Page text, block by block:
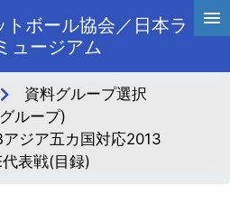
トボール協会／日本ラ
ュージアム
資料グループ選択
ループ)
アジア五カ国対応2013
表戦(目録)